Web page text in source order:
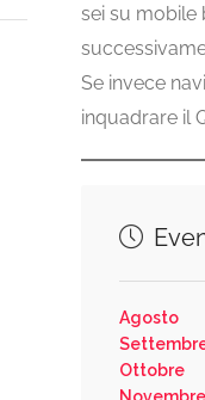
sei su mobile
Se invece
inquadrare il
Agosto
Ottobre
Novembre